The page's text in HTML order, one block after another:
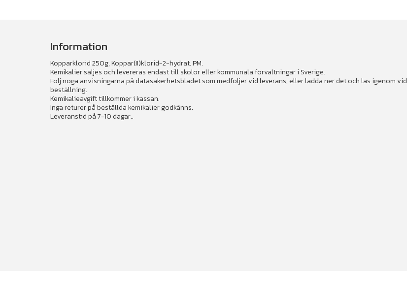
Information
Kopparklorid 250g, Koppar(II)klorid-2-hydrat. PM.
Kemikalier säljes och levereras endast till skolor eller kommunala förvaltningar i Sverige.
Följ noga anvisningarna på datasäkerhetsbladet som medföljer vid leverans, eller ladda ner det och läs igenom vid
beställning.
Kemikalieavgift tillkommer i kassan.
Inga returer på beställda kemikalier godkänns.
Leveranstid på 7-10 dagar..